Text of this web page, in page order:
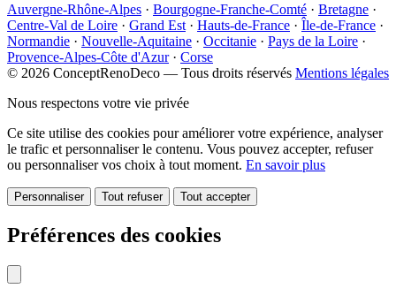
Auvergne-Rhône-Alpes · Bourgogne-Franche-Comté · Bretagne ·
Centre-Val de Loire · Grand Est · Hauts-de-France · Île-de-France ·
Normandie · Nouvelle-Aquitaine · Occitanie · Pays de la Loire ·
Provence-Alpes-Côte d'Azur · Corse
© 2026 ConceptRenoDeco — Tous droits réservés Mentions légales
Nous respectons votre vie privée
Ce site utilise des cookies pour améliorer votre expérience, analyser
le trafic et personnaliser le contenu. Vous pouvez accepter, refuser
ou personnaliser vos choix à tout moment. En savoir plus
Personnaliser Tout refuser Tout accepter
Préférences des cookies